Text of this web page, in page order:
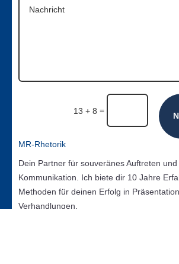
13 + 8 =
MR-Rhetorik
Dein Partner für souveränes Auftreten
Kommunikation. Ich biete dir 10 Jahre
Methoden für deinen Erfolg in
Verhandlungen.